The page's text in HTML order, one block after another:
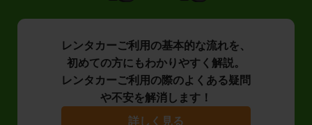
レンタカーご利用の基本的な流れを、
初めての方にもわかりやすく解説。
レンタカーご利用の際のよくある疑問
や不安を解消します！
詳しく見る